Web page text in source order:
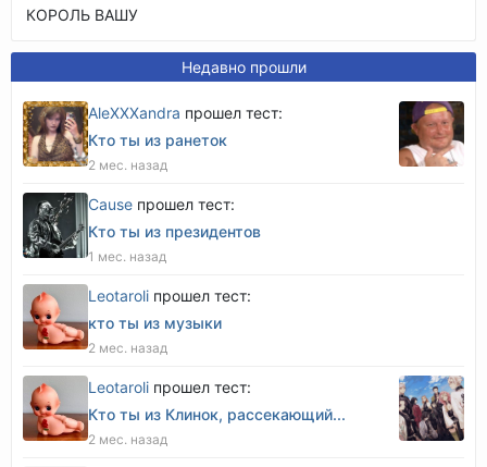
КОРОЛЬ ВАШУ
Недавно прошли
AleXXXandra прошел тест:
Кто ты из ранеток
2 мес. назад
Cause прошел тест:
Кто ты из президентов
1 мес. назад
Leotaroli прошел тест:
кто ты из музыки
2 мес. назад
Leotaroli прошел тест:
Кто ты из Клинок, рассекающий...
2 мес. назад